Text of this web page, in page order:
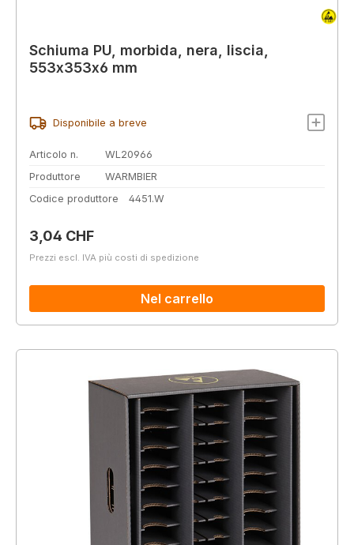
Schiuma PU, morbida, nera, liscia,
553x353x6 mm
Disponibile a breve
Articolo n.
WL20966
Produttore
WARMBIER
Codice produttore
4451.W
Prezzo normale:
3,04 CHF
Prezzi escl. IVA più costi di spedizione
Nel carrello